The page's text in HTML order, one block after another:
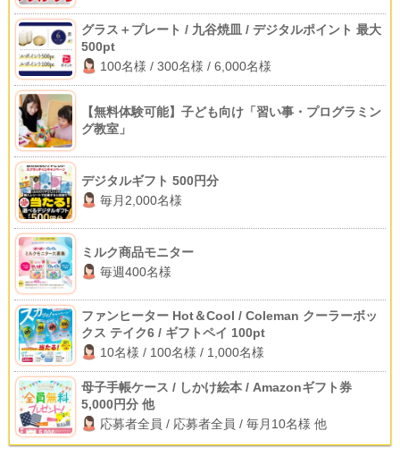
グラス＋プレート / 九谷焼皿 / デジタルポイント 最大
500pt
100名様 / 300名様 / 6,000名様
【無料体験可能】子ども向け「習い事・プログラミン
グ教室」
デジタルギフト 500円分
毎月2,000名様
ミルク商品モニター
毎週400名様
ファンヒーター Hot＆Cool / Coleman クーラーボッ
クス テイク6 / ギフトペイ 100pt
10名様 / 100名様 / 1,000名様
母子手帳ケース / しかけ絵本 / Amazonギフト券
5,000円分 他
応募者全員 / 応募者全員 / 毎月10名様 他